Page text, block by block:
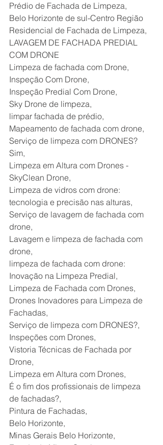
Prédio de Fachada de Limpeza,
Belo Horizonte de sul-Centro Região
Residencial de Fachada de Limpeza,
LAVAGEM DE FACHADA PREDIAL
COM DRONE
Limpeza de fachada com Drone,
Inspeção Com Drone,
Inspeção Predial Com Drone,
Sky Drone de limpeza,
limpar fachada de prédio,
Mapeamento de fachada com drone,
Serviço de limpeza com DRONES?
Sim,
Limpeza em Altura com Drones -
SkyClean Drone,
Limpeza de vidros com drone:
tecnologia e precisão nas alturas,
Serviço de lavagem de fachada com
drone,
Lavagem e limpeza de fachada com
drone,
limpeza de fachada com drone:
Inovação na Limpeza Predial,
Limpeza de Fachada com Drones,
Drones Inovadores para Limpeza de
Fachadas,
Serviço de limpeza com DRONES?,
Inspeções com Drones,
Vistoria Técnicas de Fachada por
Drone,
Limpeza em Altura com Drones,
É o fim dos profissionais de limpeza
de fachadas?,
Pintura de Fachadas,
Belo Horizonte,
Minas Gerais Belo Horizonte,